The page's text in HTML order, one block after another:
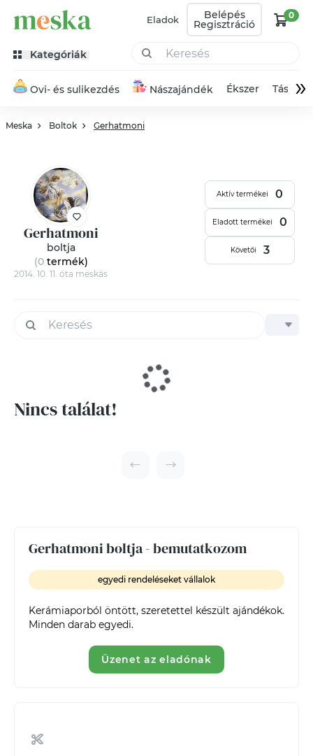
Eladok Belépés
Regisztráció
0
Kategóriák
Ovi- és sulikezdés Nászajándék Ékszer Táska»
Meska Boltok Gerhatmoni
Gerhatmoni
boltja
(0termék)
2014. 10. 11. óta meskás
Aktív termékei 0
Eladott termékei 0
Követői 3
Gerhatmoni boltja - bemutatkozom
egyedi rendeléseket vállalok
Kerámiaporból öntött, szeretettel készült ajándékok.
Minden darab egyedi.
Üzenet az eladónak
Nincs találat!